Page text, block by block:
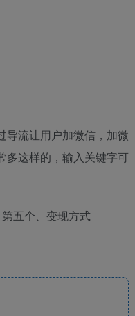
导流让用户加微信，加微
多这样的，输入关键字可
五个、变现方式